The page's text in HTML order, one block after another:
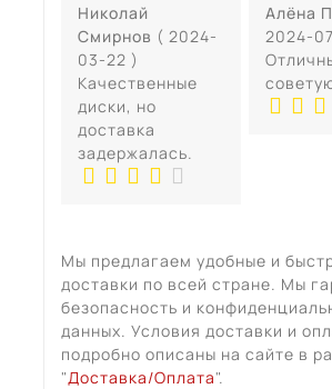
Николай
Смирнов ( 2024-
03-22 )
Качественные
диски, но
доставка
задержалась.
Алёна
2024-
Мы предлагаем удобные и
доставки по всей стране. Мы
безопасность и
данных. Условия доставки и
подробно описаны на сайте в
"Доставка/Оплата".